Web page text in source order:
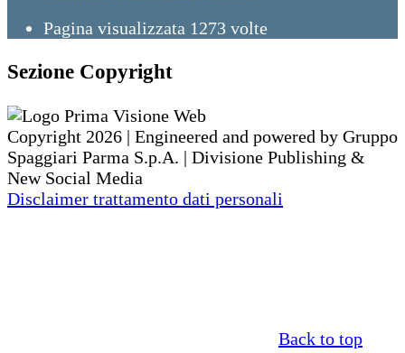
Pagina visualizzata 1273 volte
Sezione Copyright
Copyright 2026 | Engineered and powered by Gruppo
Spaggiari Parma S.p.A. | Divisione Publishing &
New Social Media
Disclaimer trattamento dati personali
Back to top